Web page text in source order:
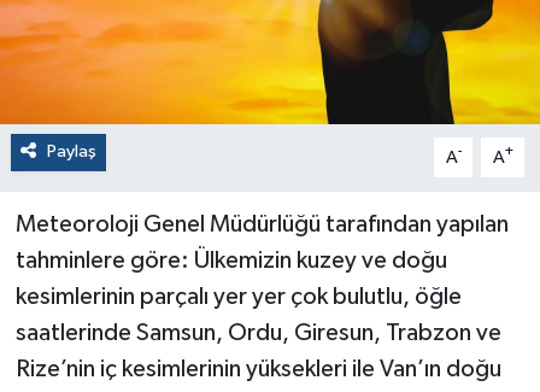
Paylaş A- A+
Meteoroloji Genel Müdürlüğü tarafından yapılan
tahminlere göre: Ülkemizin kuzey ve doğu
kesimlerinin parçalı yer yer çok bulutlu, öğle
saatlerinde Samsun, Ordu, Giresun, Trabzon ve
Rize’nin iç kesimlerinin yüksekleri ile Van’ın doğu